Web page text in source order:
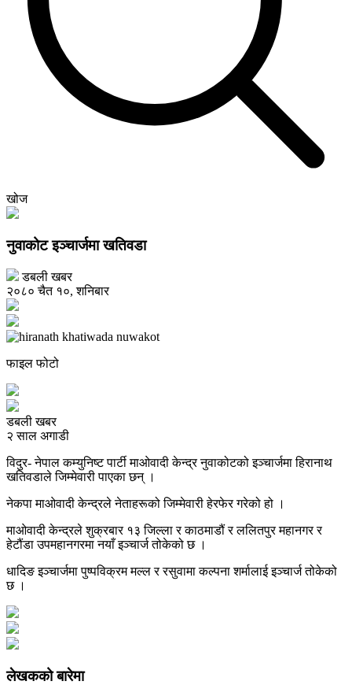
खोज
नुवाकोट इञ्चार्जमा खतिवडा
डबली खबर
२०८० चैत १०, शनिबार
फाइल फोटो
डबली खबर
२ साल अगाडी
विदुर- नेपाल कम्युनिष्ट पार्टी माओवादी केन्द्र नुवाकोटको इञ्चार्जमा हिरानाथ
खतिवडाले जिम्मेवारी पाएका छन् ।
नेकपा माओवादी केन्द्रले नेताहरूको जिम्मेवारी हेरफेर गरेको हो ।
माओवादी केन्द्रले शुक्रबार १३ जिल्ला र काठमाडौं र ललितपुर महानगर र
हेटौंडा उपमहानगरमा नयाँ इञ्चार्ज तोकेको छ ।
धादिङ इञ्चार्जमा पुष्पविक्रम मल्ल र रसुवामा कल्पना शर्मालाई इञ्चार्ज तोकेको
छ ।
लेखकको बारेमा